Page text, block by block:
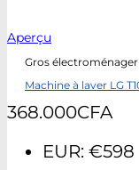
Aperçu
Gros électroménager
Machine à laver LG
368.000CFA
EUR: €598